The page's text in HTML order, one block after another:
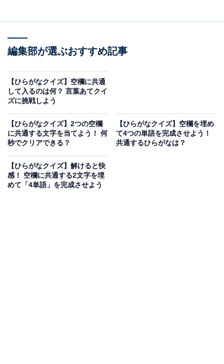
金や品物。そして、街を歩いていると必ず目にする、人
が暮らしたり働いたりする構造物を思い浮かべてみてく
編集部が選ぶおすすめ記事
【ひらがなクイズ】空欄に共通
して入るのは何？ 言葉あてクイ
ズに挑戦しよう
【ひらがなクイズ】2つの空欄
に共通する文字を当てよう！ 何
秒でクリアできる？
【ひらがなクイズ】空欄を埋め
て4つの単語を完成させよう！
共通するひらがなは？
【ひらがなクイズ】解けると快
感！ 空欄に共通する2文字を埋
めて「4単語」を完成させよう